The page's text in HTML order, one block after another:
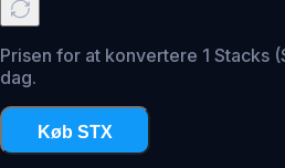
Prisen for at konvertere 1 Stacks
dag.
Køb STX